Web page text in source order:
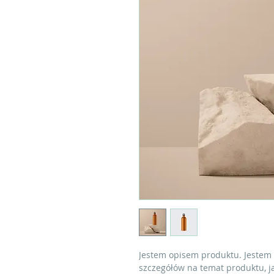
Jestem opisem produktu.
szczegółów na temat produktu,